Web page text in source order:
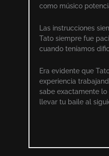
como músico
Las instrucciones
Tato siempre fue
cuando teníamos
Era evidente que
experiencia
sabe exactamente
llevar tu baile al